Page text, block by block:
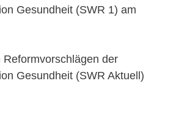
Gesundheit (SWR 1) am
Reformvorschlägen der
Gesundheit (SWR Aktuell)